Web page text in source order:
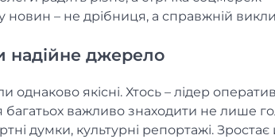
новин – не дрібниця, а справжній
надійне джерело
однаково якісні. Хтось – лідер
багатьох важливо знаходити не лише
думки, культурні репортажі.